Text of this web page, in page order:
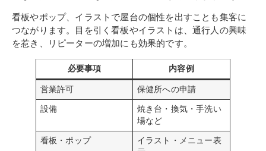
看板やポップ、イラストで屋台の個性を出すことも集客に
つながります。目を引く看板やイラストは、通行人の興味
を惹き、リピーターの増加にも効果的です。
必要事項 内容例
営業許可 保健所への申請
設備
焼き台・換気・手洗い
場など
看板・ポップ
イラスト・メニュー表